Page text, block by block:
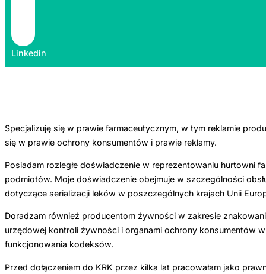
Specjalizuję się w prawie farmaceutycznym, w tym reklamie
się w prawie ochrony konsumentów i prawie reklamy.
Posiadam rozległe doświadczenie w reprezentowaniu
podmiotów. Moje doświadczenie obejmuje w szczególności
dotyczące serializacji leków w poszczególnych krajach Unii
Doradzam również producentom żywności w zakresie
urzędowej kontroli żywności i organami ochrony konsumentów
funkcjonowania kodeksów.
Przed dołączeniem do KRK przez kilka lat pracowałam jako
Linkedin